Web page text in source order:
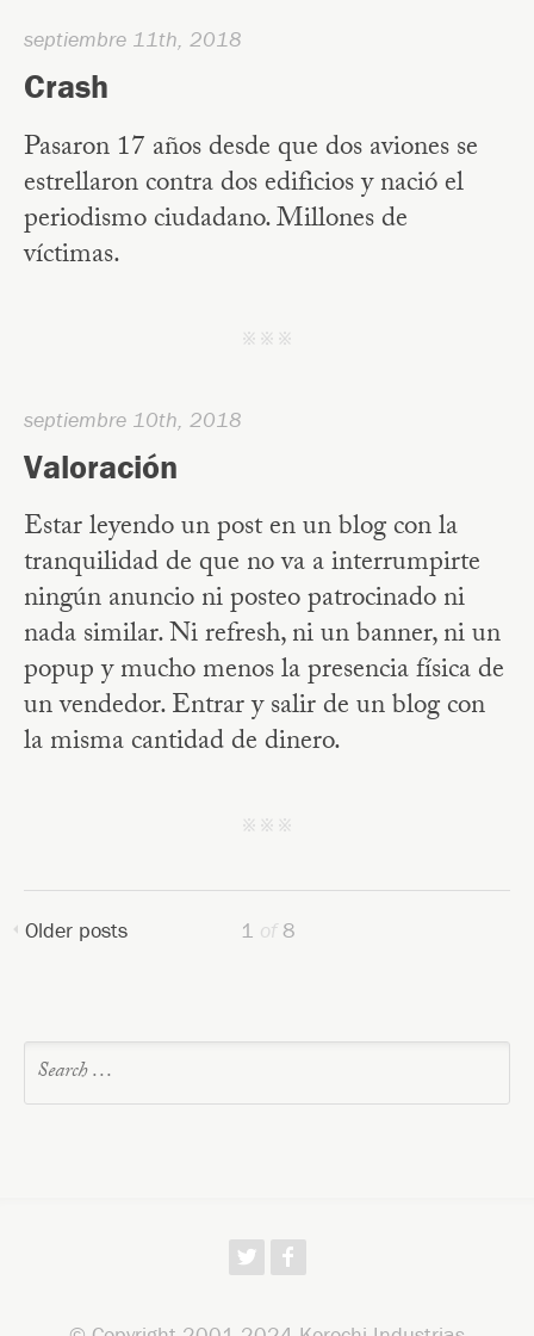
septiembre 11th, 2018
Crash
Pasaron 17 años desde que dos aviones se
estrellaron contra dos edificios y nació el
periodismo ciudadano. Millones de
víctimas.
j j j
septiembre 10th, 2018
Valoración
Estar leyendo un post en un blog con la
tranquilidad de que no va a interrumpirte
ningún anuncio ni posteo patrocinado ni
nada similar. Ni refresh, ni un banner, ni un
popup y mucho menos la presencia física de
un vendedor. Entrar y salir de un blog con
la misma cantidad de dinero.
j j j
Older posts 1 of8
w f